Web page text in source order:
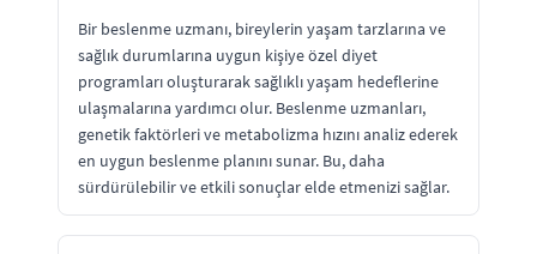
Bir beslenme uzmanı, bireylerin yaşam tarzlarına ve
sağlık durumlarına uygun kişiye özel diyet
programları oluşturarak sağlıklı yaşam hedeflerine
ulaşmalarına yardımcı olur. Beslenme uzmanları,
genetik faktörleri ve metabolizma hızını analiz ederek
en uygun beslenme planını sunar. Bu, daha
sürdürülebilir ve etkili sonuçlar elde etmenizi sağlar.